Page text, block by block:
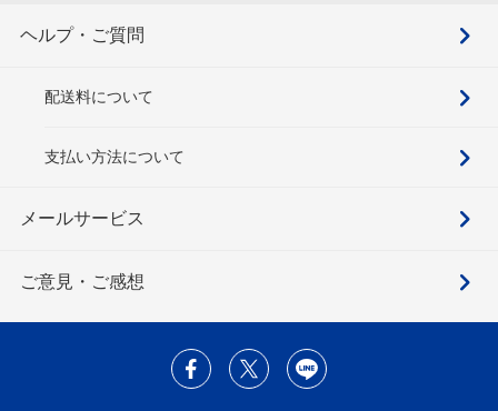
ヘルプ・ご質問
配送料について
支払い方法について
メールサービス
ご意見・ご感想